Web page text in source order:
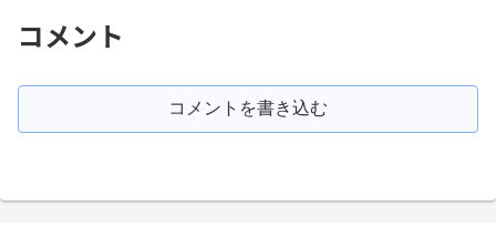
コメント
コメントを書き込む